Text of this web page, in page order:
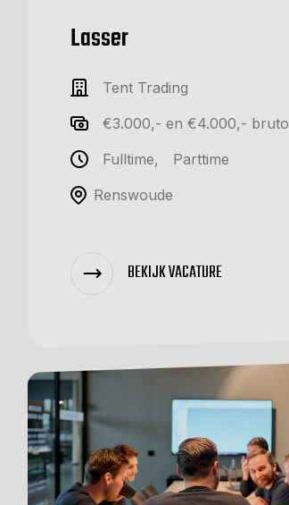
Lasser
Tent Trading
€3.000,- en €4.000,- bruto
Fulltime,
Parttime
Renswoude
BEKIJK VACATURE